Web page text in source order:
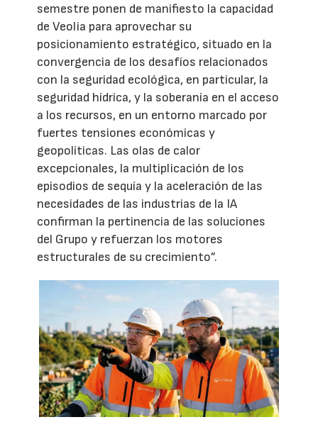
semestre ponen de manifiesto la capacidad
de Veolia para aprovechar su
posicionamiento estratégico, situado en la
convergencia de los desafíos relacionados
con la seguridad ecológica, en particular, la
seguridad hídrica, y la soberanía en el acceso
a los recursos, en un entorno marcado por
fuertes tensiones económicas y
geopolíticas. Las olas de calor
excepcionales, la multiplicación de los
episodios de sequía y la aceleración de las
necesidades de las industrias de la IA
confirman la pertinencia de las soluciones
del Grupo y refuerzan los motores
estructurales de su crecimiento”.